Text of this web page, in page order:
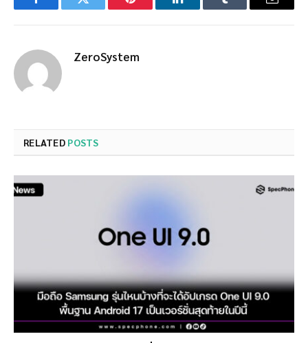
FacebookTwitter Pinterest LinkedInTumblr Email
ZeroSystem
RELATED POSTS